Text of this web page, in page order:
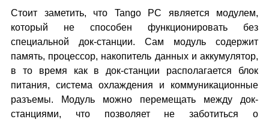
Стоит заметить, что Tango PC является модулем,
который не способен функционировать без
специальной док-станции. Сам модуль содержит
память, процессор, накопитель данных и аккумулятор,
в то время как в док-станции располагается блок
питания, система охлаждения и коммуникационные
разъемы. Модуль можно перемещать между док-
станциями, что позволяет не заботиться о